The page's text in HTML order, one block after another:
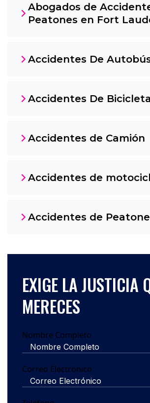
Abogados de
Peatones en Fort
Accidentes De
Accidentes De Bicicleta
Accidentes de Camión
Accidentes de
Accidentes de
EXIGE LA JUSTICIA
MERECES
Nombre Completo
Correo Electrónico